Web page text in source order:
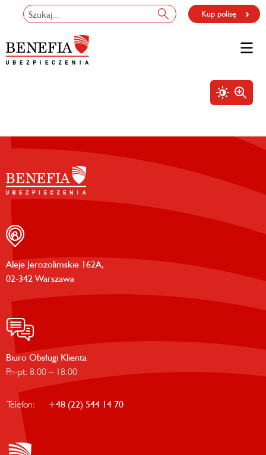
Kup polisę
Aleje Jerozolimskie 162A,
02-342 Warszawa
Biuro Obsługi Klienta
Pn-pt: 8.00 – 18.00
Telefon: +48 (22) 544 14 70